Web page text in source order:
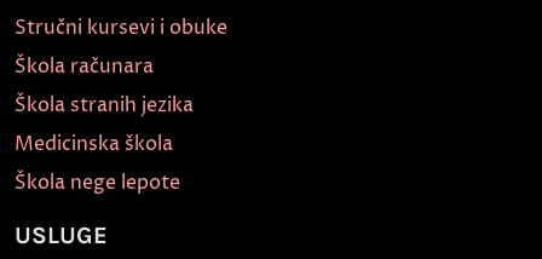
Stručni kursevi i obuke
Škola računara
Škola stranih jezika
Medicinska škola
Škola nege lepote
USLUGE